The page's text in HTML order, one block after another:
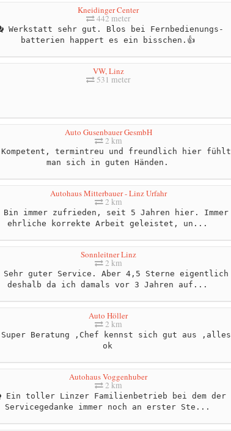
Kneidinger Center
442 meter
Werkstatt sehr gut. Blos bei Fernbedienungs-
batterien happert es ein bisschen.👍
VW, Linz
531 meter
Auto Gusenbauer GesmbH
2 km
Kompetent, termintreu und freundlich hier fühlt
man sich in guten Händen.
Autohaus Mitterbauer - Linz Urfahr
2 km
Bin immer zufrieden, seit 5 Jahren hier. Immer
ehrliche korrekte Arbeit geleistet, un...
Sonnleitner Linz
2 km
Sehr guter Service. Aber 4,5 Sterne eigentlich
deshalb da ich damals vor 3 Jahren auf...
Auto Höller
2 km
Super Beratung ,Chef kennst sich gut aus ,alles
ok
Autohaus Voggenhuber
2 km
Ein toller Linzer Familienbetrieb bei dem der
Servicegedanke immer noch an erster Ste...